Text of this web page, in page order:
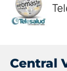
Central